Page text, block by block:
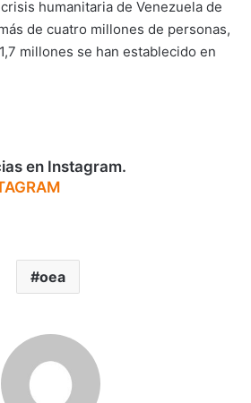
humanitaria de Venezuela de
de cuatro millones de personas,
millones se han establecido en
en Instagram.
oea